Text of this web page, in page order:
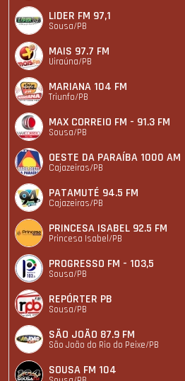
LIDER FM 97,1
Sousa/PB
MAIS 97.7 FM
Uiraúna/PB
MARIANA 104 FM
Triunfo/PB
MAX CORREIO FM - 91.3 FM
Sousa/PB
OESTE DA PARAÍBA 1000 AM
Cajazeiras/PB
PATAMUTÉ 94.5 FM
Cajazeiras/PB
PRINCESA ISABEL 92.5 FM
Princesa Isabel/PB
PROGRESSO FM - 103,5
Sousa/PB
REPÓRTER PB
Sousa/PB
SÃO JOÃO 87.9 FM
São João do Rio do Peixe/PB
SOUSA FM 104